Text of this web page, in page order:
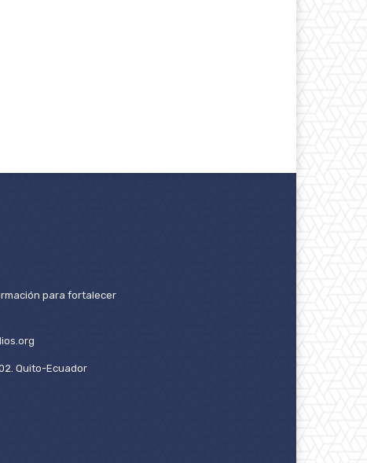
para fortalecer
Quito-Ecuador